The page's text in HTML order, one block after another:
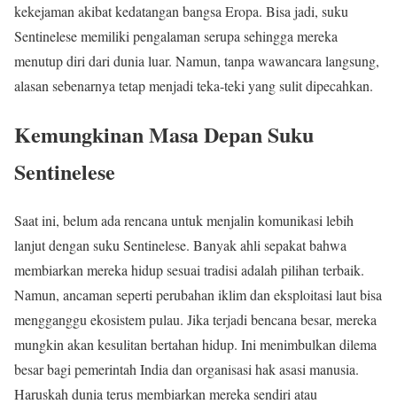
kekejaman akibat kedatangan bangsa Eropa. Bisa jadi, suku
Sentinelese memiliki pengalaman serupa sehingga mereka
menutup diri dari dunia luar. Namun, tanpa wawancara langsung,
alasan sebenarnya tetap menjadi teka-teki yang sulit dipecahkan.
Kemungkinan Masa Depan Suku
Sentinelese
Saat ini, belum ada rencana untuk menjalin komunikasi lebih
lanjut dengan suku Sentinelese. Banyak ahli sepakat bahwa
membiarkan mereka hidup sesuai tradisi adalah pilihan terbaik.
Namun, ancaman seperti perubahan iklim dan eksploitasi laut bisa
mengganggu ekosistem pulau. Jika terjadi bencana besar, mereka
mungkin akan kesulitan bertahan hidup. Ini menimbulkan dilema
besar bagi pemerintah India dan organisasi hak asasi manusia.
Haruskah dunia terus membiarkan mereka sendiri atau